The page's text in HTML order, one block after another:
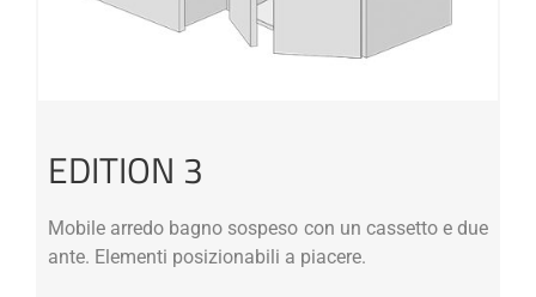
EDITION 3
Mobile arredo bagno sospeso con un cassetto e due
ante. Elementi posizionabili a piacere.